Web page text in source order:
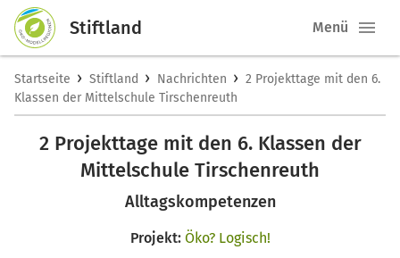
Stiftland Menü
Startseite › Stiftland › Nachrichten › 2 Projekttage mit den 6.
Klassen der Mittelschule Tirschenreuth
2 Projekttage mit den 6. Klassen der
Mittelschule Tirschenreuth
Alltagskompetenzen
Projekt: Öko? Logisch!